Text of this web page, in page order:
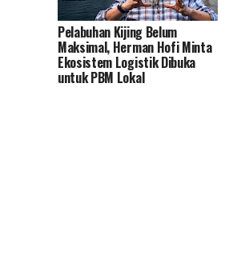
Pelabuhan Kijing Belum
Maksimal, Herman Hofi Minta
Ekosistem Logistik Dibuka
untuk PBM Lokal